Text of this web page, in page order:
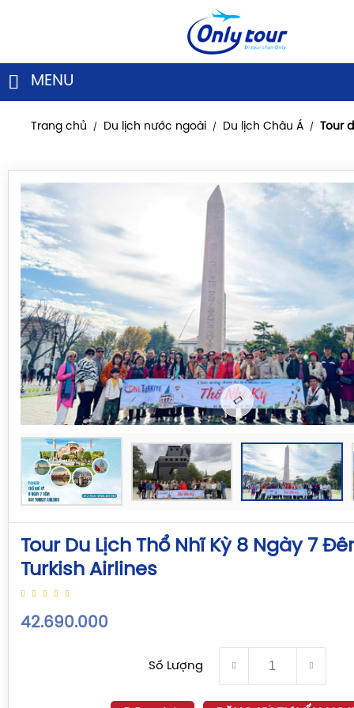
MENU
Trang chủ / Du lịch nước ngoài / Du lịch Châu Á / Tour
Tour Du Lịch Thổ Nhĩ Kỳ 8 Ngày 7
Turkish Airlines
42.690.000
Số Lượng